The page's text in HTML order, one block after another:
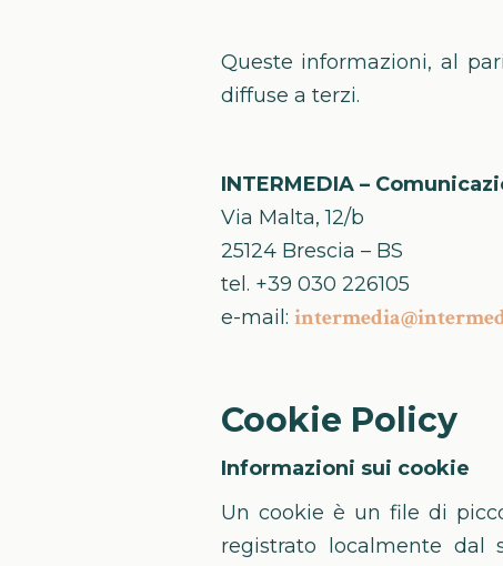
Queste informazioni, al
diffuse a terzi.
INTERMEDIA –
Via Malta, 12/b
25124 Brescia – BS
tel. +39 030 226105
e-mail:
Cookie Policy
Informazioni sui cookie
Un cookie è un file di
registrato localmente dal